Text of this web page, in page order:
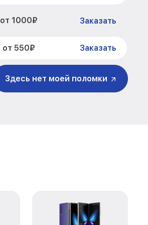
от 1000₽ Заказать
от 550₽ Заказать
от 800₽ Заказать
Заказать
Здесь нет моей поломки